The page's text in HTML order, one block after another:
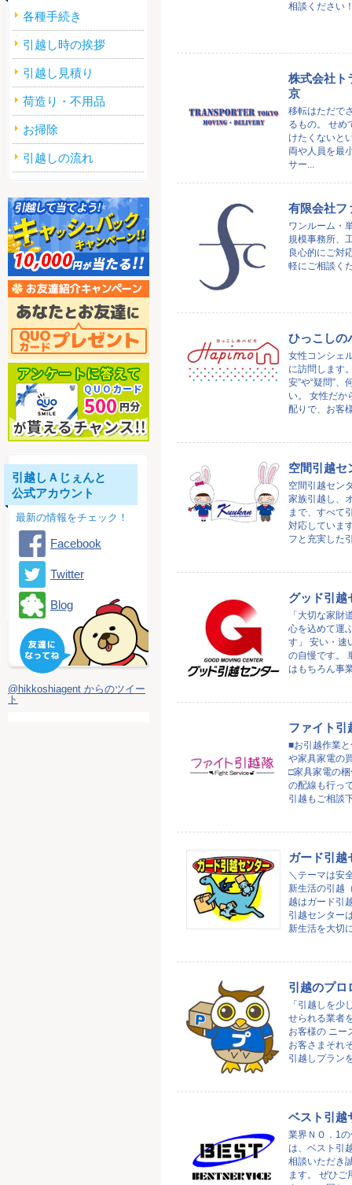
相談ください
株式会社ト
京
移転はただで
るもの。 せめ
けたくないと
両や人員を最
サー...
有限会社フ
ワンルーム・
規模事務所、
良心的にご対
軽にご相談く
ひっこしの
女性コンシェ
に訪問します
安”や“疑問”、
い。 女性だか
配りで、お客
空間引越セ
空間引越セン
家族引越し、
まで、すべて
対応していま
フと充実した
グッド引越
「大切な家財
心を込めて運
す」 安い・速
の自慢です。
はもちろん事
ファイト引
■お引越作業
や家具家電の
□家具家電の
の配線も行っ
引越もご相談
ガード引越
＼テーマは安
新生活の引越
越はガード引
引越センター
新生活を大切
引越のプロ
「引越しを少
せられる業者
お客様の ニー
お客さまそれ
引越しプラン
ベスト引越
業界ＮＯ．1
は、ベスト引
相談いただき
ます。 ぜひご
各種手続き
引越し時の挨拶
引越し見積り
荷造り・不用品
お掃除
引越しの流れ
引越しＡじぇんと
公式アカウント
最新の情報をチェック！
Facebook
Twitter
Blog
@hikkoshiagent からのツイー
ト